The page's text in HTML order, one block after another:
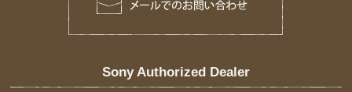
Sony Authorized Dealer